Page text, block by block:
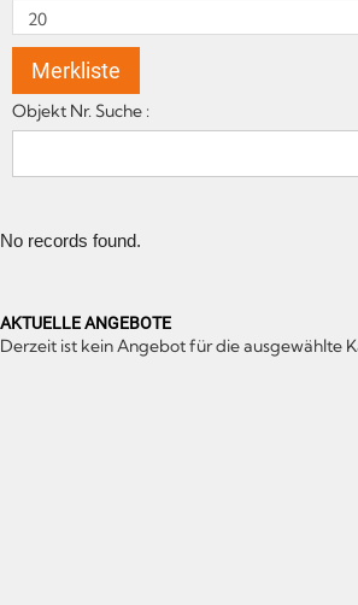
Merkliste
Objekt Nr. Suche :
No records found.
AKTUELLE ANGEBOTE
Derzeit ist kein Angebot für die ausgewählte